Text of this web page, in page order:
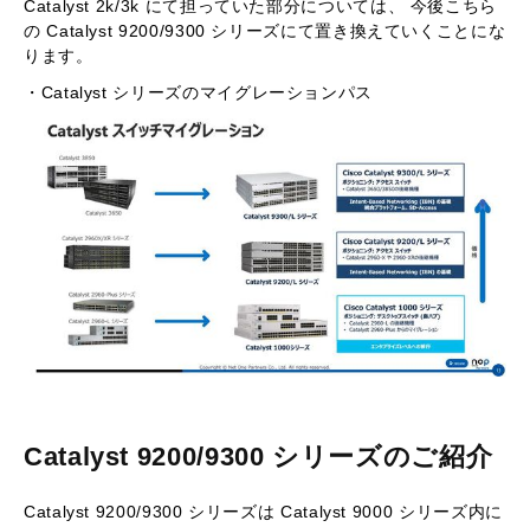
Catalyst 2k/3k にて担っていた部分については、 今後こちら
の Catalyst 9200/9300 シリーズにて置き換えていくことにな
ります。
・Catalyst シリーズのマイグレーションパス
Catalyst 9200/9300 シリーズのご紹介
Catalyst 9200/9300 シリーズは Catalyst 9000 シリーズ内に